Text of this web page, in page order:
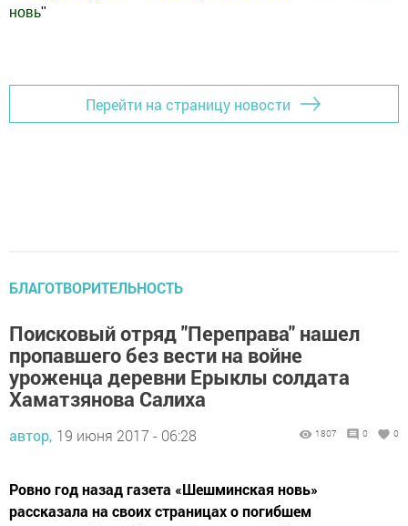
новь"
Перейти на страницу новости
БЛАГОТВОРИТЕЛЬНОСТЬ
Поисковый отряд "Переправа" нашел
пропавшего без вести на войне
уроженца деревни Ерыклы солдата
Хаматзянова Салиха
автор, 19 июня 2017 - 06:28 1807 0 0
Ровно год назад газета «Шешминская новь»
рассказала на своих страницах о погибшем